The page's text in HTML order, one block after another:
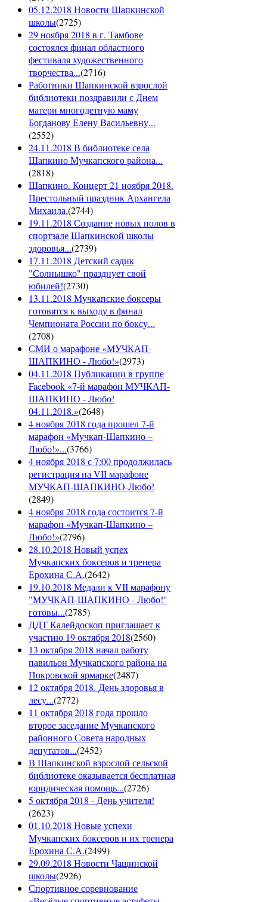
05.12.2018 Новости Шапкинской
школы(2725)
29 ноября 2018 в г. Тамбове
состоялся финал областного
фестиваля художественного
творчества...(2716)
Работники Шапкинской взрослой
библиотеки поздравили с Днем
матери многодетную маму
Богданову Елену Васильевну...
(2552)
24.11.2018 В библиотеке села
Шапкино Мучкапского района...
(2818)
Шапкино. Концерт 21 ноября 2018.
Престольный праздник Архангела
Михаила.(2744)
19.11.2018 Создание новых полов в
спортзале Шапкинской школы
здоровья...(2739)
17.11.2018 Детский садик
"Солнышко" празднует свой
юбилей!(2730)
13.11.2018 Мучкапские боксеры
готовятся к выходу в финал
Чемпионата России по боксу...
(2708)
СМИ о марафоне «МУЧКАП-
ШАПКИНО - Любо!»(2973)
04.11.2018 Публикации в группе
Facebook «7-й марафон МУЧКАП-
ШАПКИНО - Любо!
04.11.2018.»(2648)
4 ноября 2018 года прошел 7-й
марафон «Мучкап-Шапкино –
Любо!»...(3766)
4 ноября 2018 с 7:00 продолжилась
регистрация на VII марафоне
МУЧКАП-ШАПКИНО-Любо!
(2849)
4 ноября 2018 года состоится 7-й
марафон «Мучкап-Шапкино –
Любо!»(2796)
28.10.2018 Новый успех
Мучкапских боксеров и тренера
Ерохина С.А.(2642)
19.10.2018 Медали к VII марафону
"МУЧКАП-ШАПКИНО - Любо!"
готовы...(2785)
ДДТ Калейдоскоп приглашает к
участию 19 октября 2018(2560)
13 октября 2018 начал работу
павильон Мучкапского района на
Покровской ярмарке(2487)
12 октября 2018. День здоровья в
лесу...(2772)
11 октября 2018 года прошло
второе заседание Мучкапского
районного Совета народных
депутатов...(2452)
В Шапкинской взрослой сельской
библиотеке оказывается бесплатная
юридическая помощь...(2726)
5 октября 2018 - День учителя!
(2623)
01.10.2018 Новые успехи
Мучкапских боксеров и их тренера
Ерохина С.А.(2499)
29.09.2018 Новости Чащинской
школы(2926)
Спортивное соревнование